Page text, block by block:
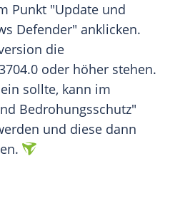
Punkt "Update und
Defender" anklicken.
die
oder höher stehen.
sollte, kann im
Bedrohungsschutz"
und diese dann